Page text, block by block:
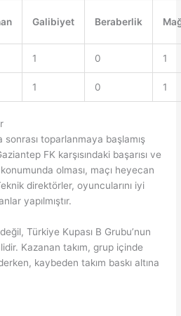
Galibiyet Beraberlik
1 0 1
1 0 1
toparlanmaya başlamış
FK karşısındaki başarısı ve
olması, maçı heyecan
direktörler, oyuncularını iyi
yapılmıştır.
Türkiye Kupası B Grubu’nun
Kazanan takım, grup içinde
kaybeden takım baskı altına